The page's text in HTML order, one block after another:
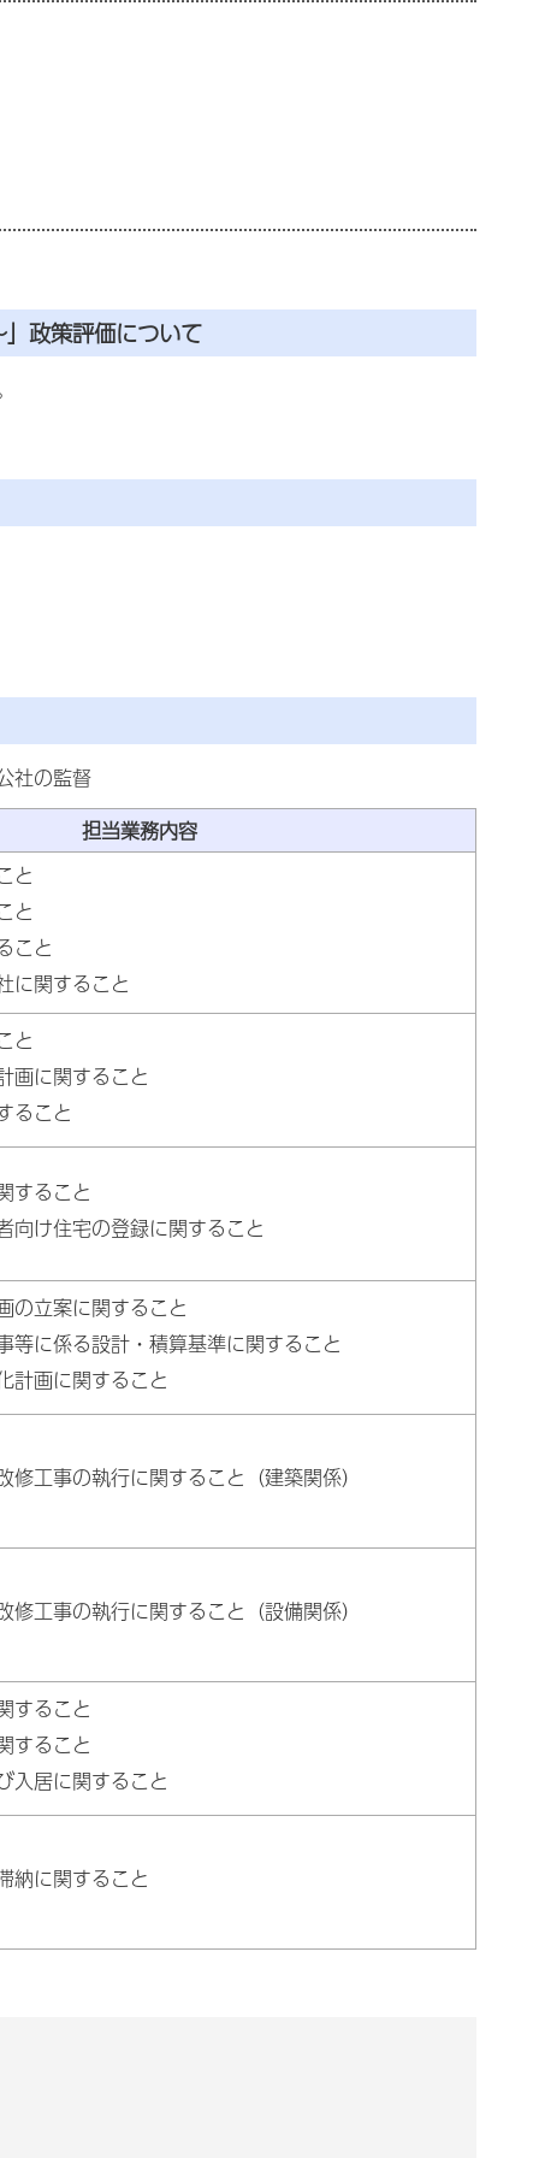
政策評価について
社の監督
担当業務内容
と
と
こと
に関すること
と
画に関すること
ること
すること
向け住宅の登録に関すること
の立案に関すること
等に係る設計・積算基準に関すること
計画に関すること
修工事の執行に関すること（建築関係）
修工事の執行に関すること（設備関係）
すること
すること
入居に関すること
納に関すること